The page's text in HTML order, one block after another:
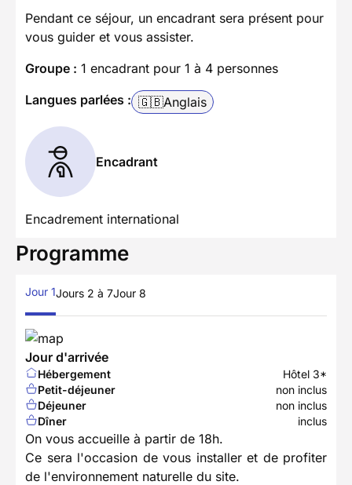
Pendant ce séjour, un encadrant sera présent pour
vous guider et vous assister.
Groupe : 1 encadrant pour 1 à 4 personnes
Langues parlées : 🇬🇧Anglais
Encadrant
Encadrement international
Programme
Jour 1Jours 2 à 7Jour 8
Jour d'arrivée
Hébergement
Hôtel 3*
Petit-déjeuner
non inclus
Déjeuner
non inclus
Dîner
inclus
On vous accueille à partir de 18h.
Ce sera l'occasion de vous installer et de profiter
de l'environnement naturelle du site.